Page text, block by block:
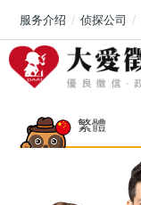
繁體
服务介绍 侦探公司